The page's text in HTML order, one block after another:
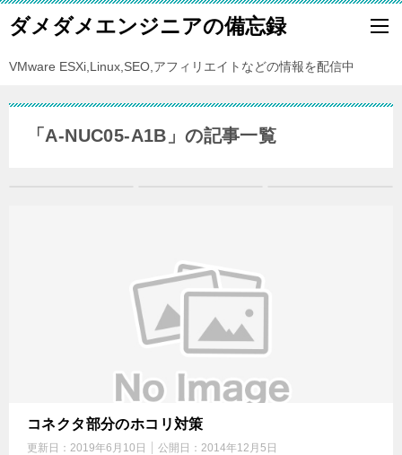
ダメダメエンジニアの備忘録
VMware ESXi,Linux,SEO,アフィリエイトなどの情報を配信中
「A-NUC05-A1B」の記事一覧
コネクタ部分のホコリ対策
更新日： 2019年6月10日 公開日： 2014年12月5日